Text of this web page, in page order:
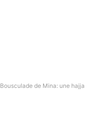
Bousculade de Mina: une hajja